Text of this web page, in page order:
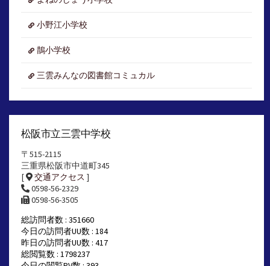
小野江小学校
鵲小学校
三雲みんなの図書館コミュカル
松阪市立三雲中学校
〒515-2115
三重県松阪市中道町345
[
交通アクセス ]
0598-56-2329
0598-56-3505
総訪問者数 : 351660
今日の訪問者UU数 : 184
昨日の訪問者UU数 : 417
総閲覧数 : 1798237